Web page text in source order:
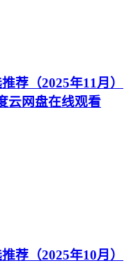
荐（2025年11月）
云网盘在线观看
荐（2025年10月）